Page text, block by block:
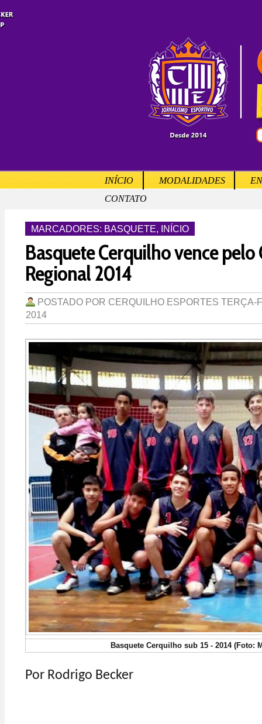
INÍCIO MODALIDADES
CONTATO
MARCADORES: BASQUETE, INÍCIO
Basquete Cerquilho vence
Regional 2014
POSTADO POR CERQUILHO ESPORTES TERÇA-
2014
Basquete Cerquilho sub 15 - 2014 (Foto:
Por Rodrigo Becker